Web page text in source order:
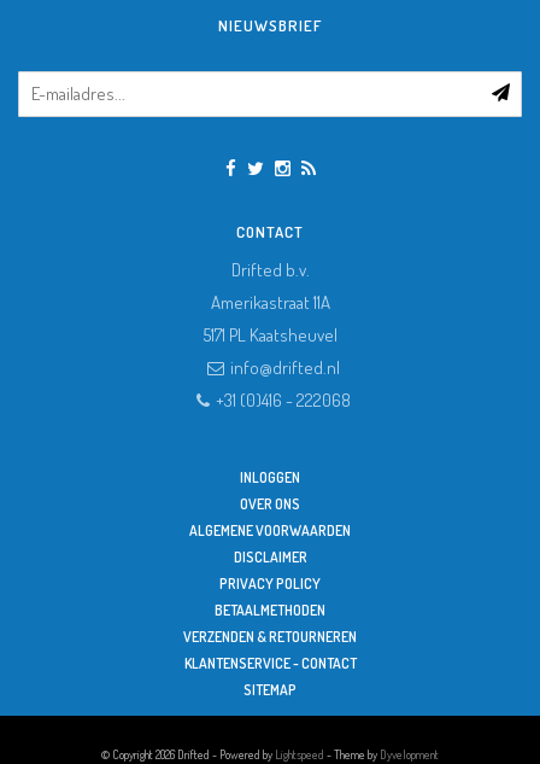
NIEUWSBRIEF
CONTACT
Drifted b.v.
Amerikastraat 11A
5171 PL Kaatsheuvel
info@drifted.nl
+31 (0)416 - 222068
INLOGGEN
OVER ONS
ALGEMENE VOORWAARDEN
DISCLAIMER
PRIVACY POLICY
BETAALMETHODEN
VERZENDEN & RETOURNEREN
KLANTENSERVICE - CONTACT
SITEMAP
© Copyright 2026 Drifted - Powered by Lightspeed - Theme by Dyvelopment